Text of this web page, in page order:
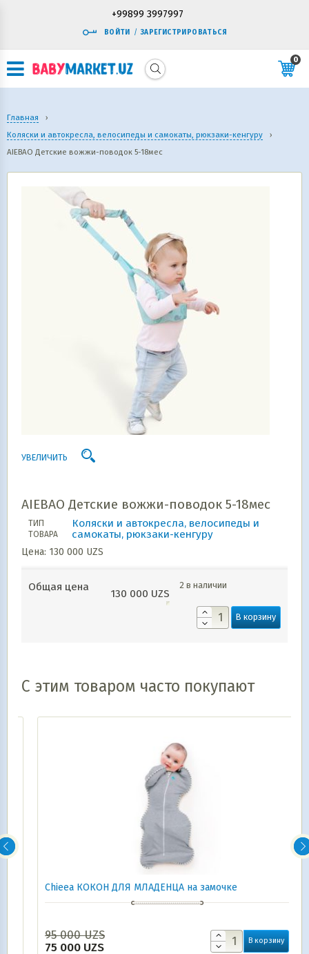
+99899 3997997
ВОЙТИ / ЗАРЕГИСТРИРОВАТЬСЯ
0
Главная
›
Коляски и автокресла, велосипеды и самокаты, рюкзаки-кенгуру
›
AIEBAO Детские вожжи-поводок 5-18мес
УВЕЛИЧИТЬ
AIEBAO Детские вожжи-поводок 5-18мес
ТИП
ТОВАРА
Коляски и автокресла, велосипеды и
самокаты, рюкзаки-кенгуру
Цена: 130 000 UZS
Общая цена
130 000 UZS
2 в наличии
В корзину
С этим товаром часто покупают
Chieea КОКОН ДЛЯ МЛАДЕНЦА на замочке
95 000UZS
75 000UZS В корзину